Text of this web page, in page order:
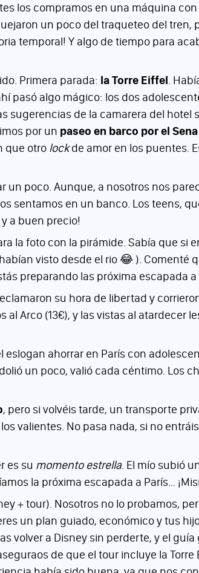
los compramos en una máquina
un poco del traqueteo del tren,
temporal! Y algo de tiempo para
Primera parada: la Torre Eiffel .
pasó algo mágico: los dos
sugerencias de la camarera del hotel
por un paseo en barco por el Sena
que otro lockde amor en los puentes.
poco. Aunque, a nosotros nos
sentamos en un banco. Los teens,
a buen precio!
la foto con la pirámide. Sabía que si
visto desde el rio 😂 ). Comenté
preparando las próxima escapada a
su hora de libertad y
Arco (13€), y las vistas al atardecer
ahorrar en París con
un poco, valió cada céntimo. Los
, pero si volvéis tarde, un transporte
valientes. No pasa nada, si no
es su momento estrella. El mío subió
la próxima escapada a París…
+ tour). Nosotros no lo probamos,
un plan guiado, económico y tus
volver a Disney sin perderte, y el
de que el tour incluye la Torre